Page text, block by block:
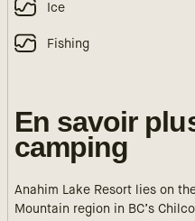
Ice
Fishing
En savoir
camping
Anahim Lake Resort lies on
Mountain region in BC’s